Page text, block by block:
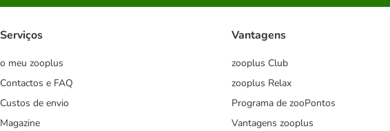
Serviços
o meu zooplus
Contactos e FAQ
Custos de envio
Magazine
Vantagens
zooplus Club
zooplus Relax
Programa de zooPontos
Vantagens zooplus